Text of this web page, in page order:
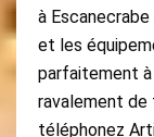
à
et les
parfaitement
ravalement de
téléphonez